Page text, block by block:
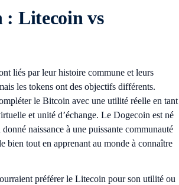
: Litecoin vs
liés par leur histoire commune et leurs
les tokens ont des objectifs différents.
le Bitcoin avec une utilité réelle en tant
et unité d’échange. Le Dogecoin est né
naissance à une puissante communauté
bien tout en apprenant au monde à connaître
préférer le Litecoin pour son utilité ou